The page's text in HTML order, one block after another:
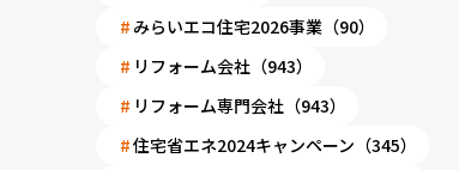
みらいエコ住宅2026事業（90）
リフォーム会社（943）
リフォーム専門会社（943）
住宅省エネ2024キャンペーン（345）